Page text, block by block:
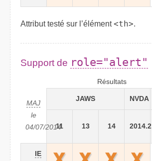
Attribut testé sur l’élément<th>.
Support de role="alert"
Résultats
MAJ
le
04/07/2014
JAWS NVDA
11 13 14 2014.2
IE